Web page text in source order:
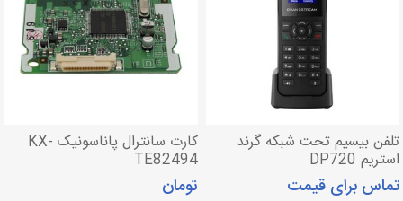
تلفن بیسیم تحت شبکه گرند
استریم DP720
تماس برای قیمت
کارت سانترال پاناسونیک KX-
TE82494
تومان